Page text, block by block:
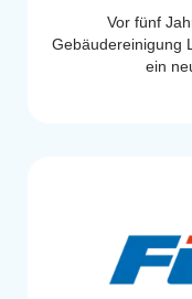
Vor fünf
Gebäudereinigung
ein